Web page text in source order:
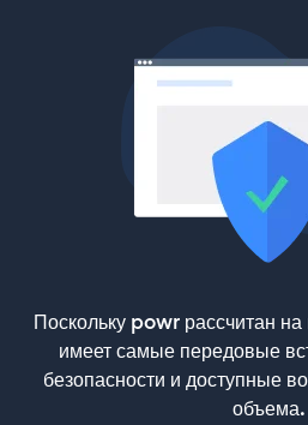
Поскольку powr рассчитан
имеет самые передовые
безопасности и доступные
объема.